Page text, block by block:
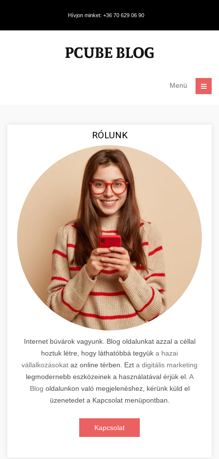
Hívjon minket: +36 70 629 06 90
Menü
RÓLUNK
Internet búvárok vagyunk. Blog oldalunkat azzal a céllal
hoztuk létre, hogy láthatóbbá tegyük a hazai
vállalkozásokat az online térben. Ezt a digitális marketing
legmodernebb eszközeinek a használatával érjük el. A
Blog oldalunkon való megjelenéshez, kérünk küld el
üzenetedet a Kapcsolat menüpontban.
Kapcsolat